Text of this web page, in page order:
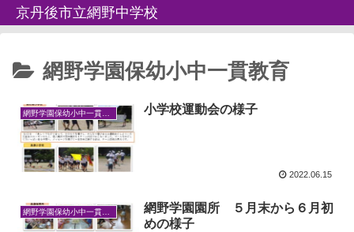
京丹後市立網野中学校
網野学園保幼小中一貫教育
網野学園保幼小中一貫教育 小学校運動会の様子
2022.06.15
網野学園保幼小中一貫教育
網野学園園所 ５月末から６月初
めの様子